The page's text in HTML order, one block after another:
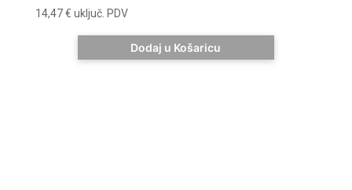
14,47€ uključ. PDV
Dodaj u Košaricu